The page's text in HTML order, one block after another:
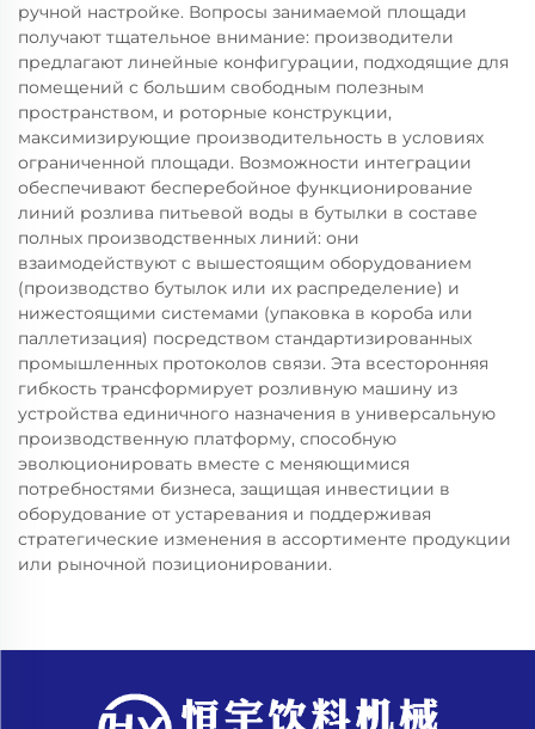
ручной настройке. Вопросы занимаемой площади
получают тщательное внимание: производители
предлагают линейные конфигурации, подходящие для
помещений с большим свободным полезным
пространством, и роторные конструкции,
максимизирующие производительность в условиях
ограниченной площади. Возможности интеграции
обеспечивают бесперебойное функционирование
линий розлива питьевой воды в бутылки в составе
полных производственных линий: они
взаимодействуют с вышестоящим оборудованием
(производство бутылок или их распределение) и
нижестоящими системами (упаковка в короба или
паллетизация) посредством стандартизированных
промышленных протоколов связи. Эта всесторонняя
гибкость трансформирует розливную машину из
устройства единичного назначения в универсальную
производственную платформу, способную
эволюционировать вместе с меняющимися
потребностями бизнеса, защищая инвестиции в
оборудование от устаревания и поддерживая
стратегические изменения в ассортименте продукции
или рыночной позиционировании.